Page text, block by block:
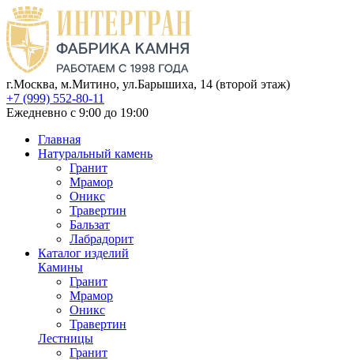
г.Москва, м.Митино, ул.Барышиха, 14 (второй этаж)
+7 (999) 552-80-11
Ежедневно с 9:00 до 19:00
Главная
Натуральный камень
Гранит
Мрамор
Оникс
Травертин
Бальзат
Лабрадорит
Каталог изделий
Камины
Гранит
Мрамор
Оникс
Травертин
Лестницы
Гранит